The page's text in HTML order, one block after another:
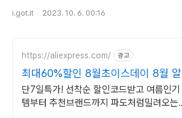
i.got.it 2023. 10. 6. 00:16
https://aliexpress.com/ 광고
최대60%할인 8월초이스데이 8월 알
리 할인혜택 파도타기
단7일특가! 선착순 할인코드받고 여름인기
템부터 추천브랜드까지 파도처럼밀려오는